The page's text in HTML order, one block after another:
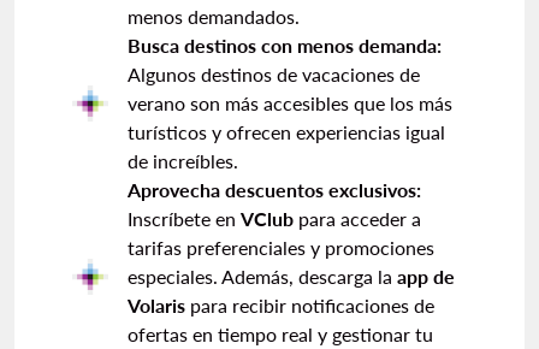
menos demandados.
Busca destinos con menos demanda:
Algunos destinos de vacaciones de
verano son más accesibles que los más
turísticos y ofrecen experiencias igual
de increíbles.
Aprovecha descuentos exclusivos:
Inscríbete en VClub para acceder a
tarifas preferenciales y promociones
especiales. Además, descarga la app de
Volaris para recibir notificaciones de
ofertas en tiempo real y gestionar tu